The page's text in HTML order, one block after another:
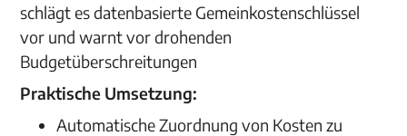
schlägt es datenbasierte Gemeinkostenschlüssel
vor und warnt vor drohenden
Budgetüberschreitungen
Praktische Umsetzung:
Automatische Zuordnung von Kosten zu